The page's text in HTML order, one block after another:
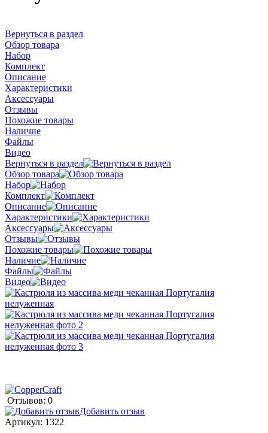
Вернуться в раздел
Обзор товара
Набор
Комплект
Описание
Характеристики
Аксессуары
Отзывы
Похожие товары
Наличие
Файлы
Видео
Вернуться в раздел
Обзор товара
Набор
Комплект
Описание
Характеристики
Аксессуары
Отзывы
Похожие товары
Наличие
Файлы
Видео
Отзывов: 0
Добавить отзыв
Артикул: 1322